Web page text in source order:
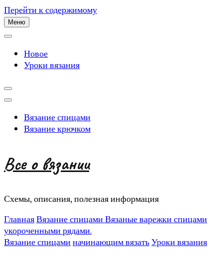
Перейти к содержимому
Меню
Новое
Уроки вязания
Вязание спицами
Вязание крючком
Все о вязании
Схемы, описания, полезная информация
ГлавнаяВязание спицами Вязаные варежки спицами
укороченными рядами.
Вязание спицами начинающим вязатьУроки вязания